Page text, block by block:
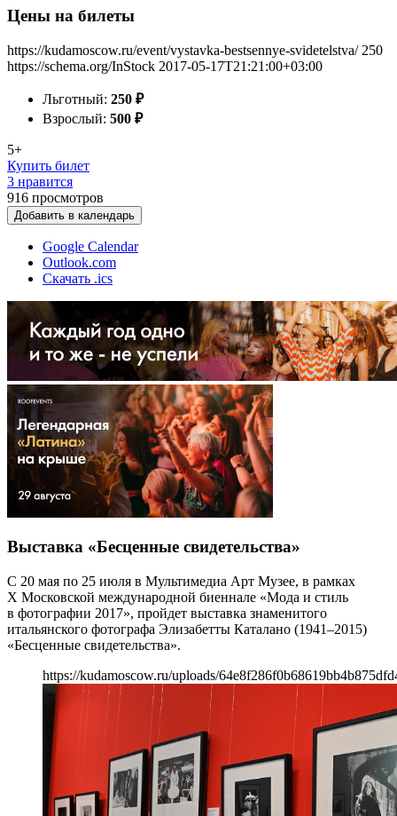
Цены на билеты
https://kudamoscow.ru/event/vystavka-bestsennye-svidetelstva/ 250
https://schema.org/InStock 2017-05-17T21:21:00+03:00
Льготный: 250 ₽
Взрослый: 500 ₽
5+
Купить билет
3 нравится
916 просмотров
Добавить в календарь
Google Calendar
Outlook.com
Скачать .ics
Выставка «Бесценные свидетельства»
С 20 мая по 25 июля в Мультимедиа Арт Музее, в рамках
Х Московской международной биеннале «Мода и стиль
в фотографии 2017», пройдет выставка знаменитого
итальянского фотографа Элизабетты Каталано (1941–2015)
«Бесценные свидетельства».
https://kudamoscow.ru/uploads/